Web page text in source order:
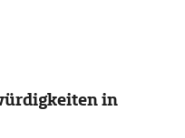
in